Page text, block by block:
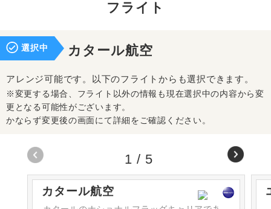
フライト
選択中 カタール航空
アレンジ可能です。以下のフライトからも選択できます。
※変更する場合、フライト以外の情報も現在選択中の内容から変
更となる可能性がございます。
かならず変更後の画面にて詳細をご確認ください。
カタール航空
1 / 5